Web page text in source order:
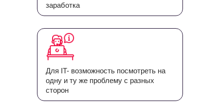
Для IT- возможность посмотреть на
одну и ту же проблему с разных
сторон
заработка